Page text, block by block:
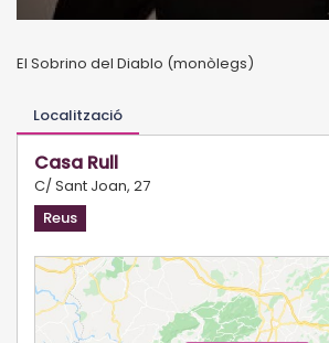
El Sobrino del Diablo (monòlegs)
Localització
Casa Rull
C/ Sant Joan, 27
Reus